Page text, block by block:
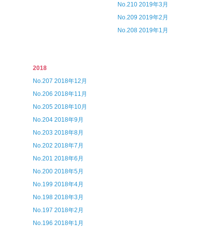
No.210 2019年3月
No.209 2019年2月
No.208 2019年1月
2018
No.207 2018年12月
No.206 2018年11月
No.205 2018年10月
No.204 2018年9月
No.203 2018年8月
No.202 2018年7月
No.201 2018年6月
No.200 2018年5月
No.199 2018年4月
No.198 2018年3月
No.197 2018年2月
No.196 2018年1月